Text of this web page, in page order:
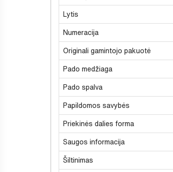
Lytis
Numeracija
Originali gamintojo pakuotė
Pado medžiaga
Pado spalva
Papildomos savybės
Priekinės dalies forma
Saugos informacija
Šiltinimas